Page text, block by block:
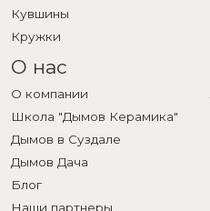
Кувшины
Кружки
О нас
О компании
Школа "Дымов Керамика"
Дымов в Суздале
Дымов Дача
Блог
Наши партнеры